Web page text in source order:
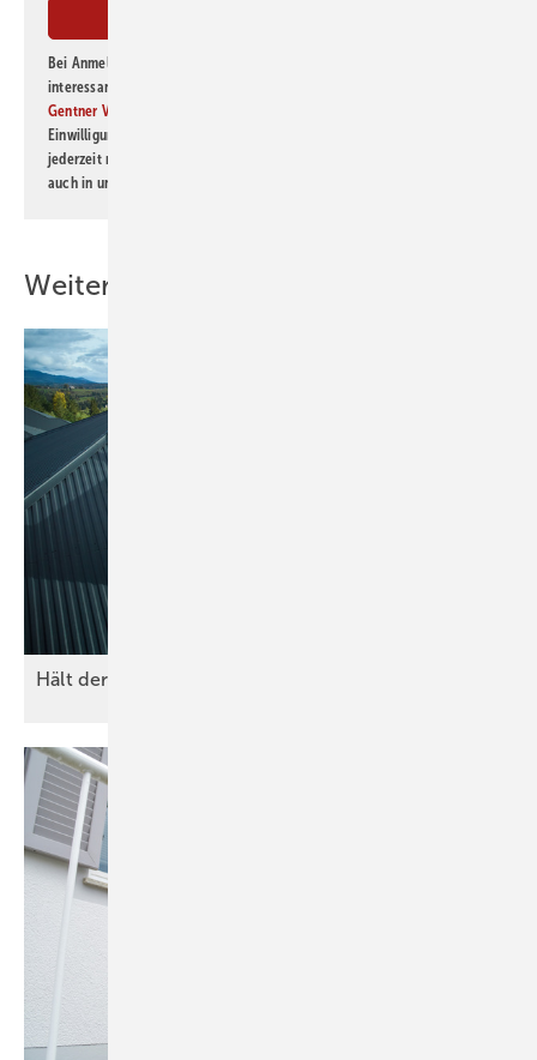
Bei Anmeldung zu diesem Newsletter bin ich damit einverstanden, über
interessante Verlags- und Online-Angebote
Gentner Verlag GmbH & Co. KG
Einwilligung kann ich jederzeit widerrufen und eine Abmeldung ist
jederzeit möglich. Informationen zum Umgang mit Daten finden Sie
auch in unserer
Weitere Inhalte
Hält der PV-Boom im Südwesten an?